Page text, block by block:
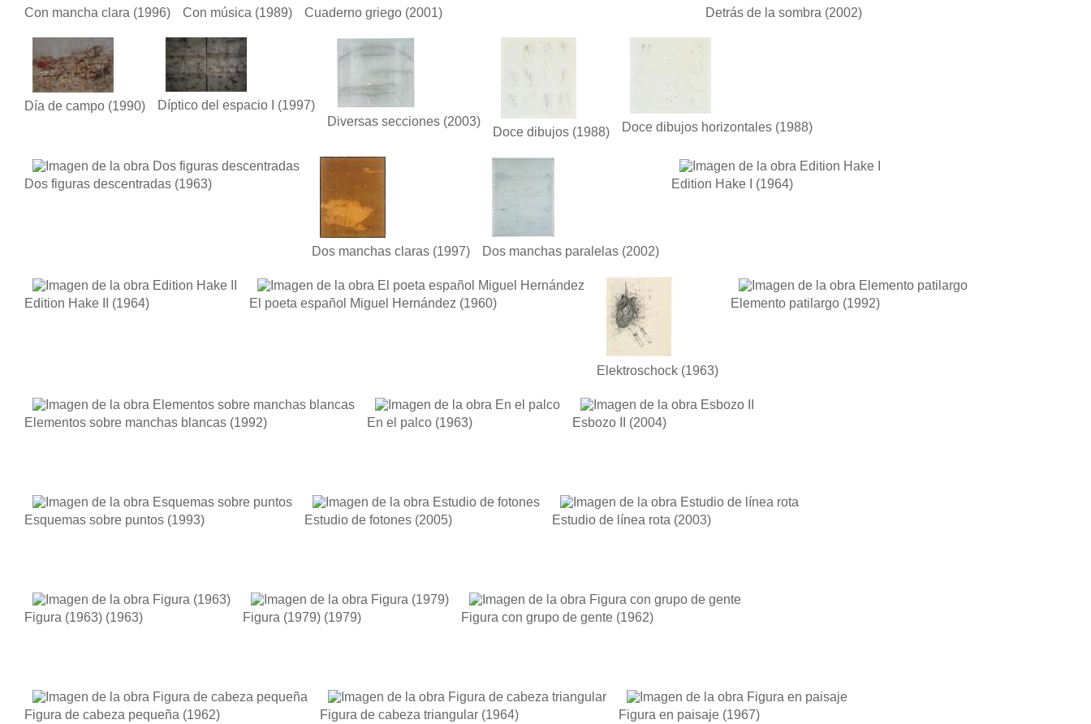
Con mancha clara (1996) Con música (1989) Cuaderno griego (2001) Detrás de la sombra (2002)
Día de campo (1990) Díptico del espacio I
(1997)
Diversas secciones (2003)
Doce dibujos (1988) Doce dibujos horizontales (1988)
Dos figuras descentradas (1963)
Dos manchas claras (1997) Dos manchas paralelas (2002)
Edition Hake I (1964)
Edition Hake II (1964) El poeta español Miguel Hernández (1960)
Elektroschock (1963)
Elemento patilargo (1992)
Elementos sobre manchas blancas (1992) En el palco (1963) Esbozo II (2004)
Esquemas sobre puntos (1993) Estudio de fotones (2005) Estudio de línea rota (2003)
Figura (1963) (1963) Figura (1979) (1979) Figura con grupo de gente (1962)
Figura de cabeza pequeña (1962) Figura de cabeza triangular (1964) Figura en paisaje (1967)